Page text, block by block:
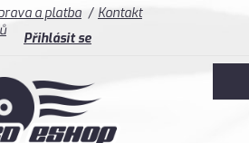
a platba
Kontakt
Přihlásit se